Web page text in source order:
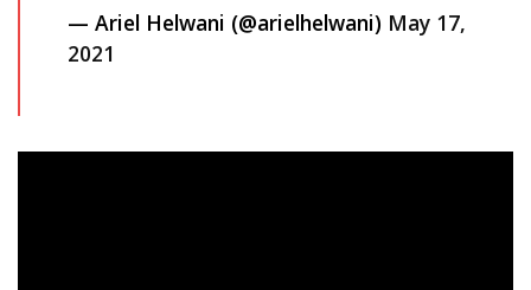
— Ariel Helwani (@arielhelwani) May 17,
2021